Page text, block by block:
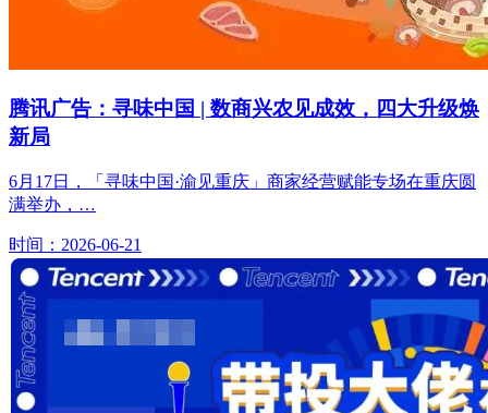
腾讯广告：寻味中国 | 数商兴农见成效，四大升级焕
新局
6月17日，「寻味中国·渝见重庆」商家经营赋能专场在重庆圆
满举办，…
时间：2026-06-21